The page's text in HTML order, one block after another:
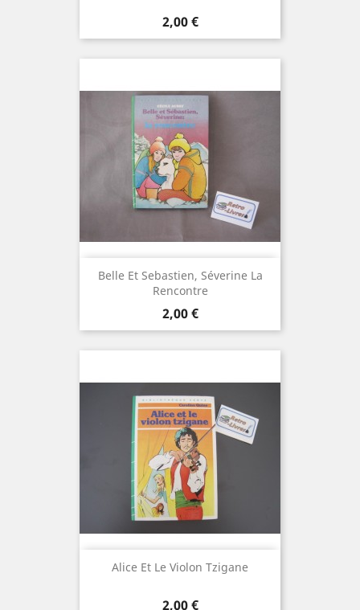
Prix
2,00 €
Belle Et Sebastien, Séverine La
Rencontre
Prix
2,00 €
Alice Et Le Violon Tzigane
Prix
2,00 €